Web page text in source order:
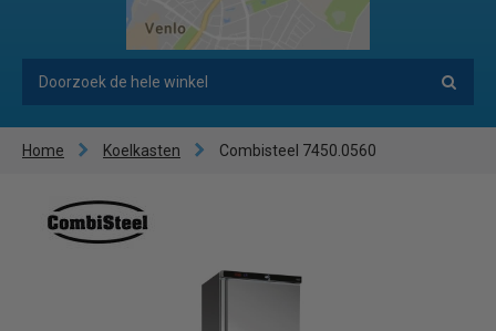
Home Koelkasten Combisteel 7450.0560